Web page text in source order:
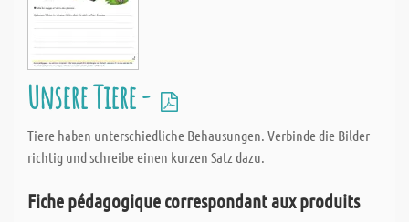
Unsere Tiere -
Tiere haben unterschiedliche Behausungen. Verbinde die Bilder
richtig und schreibe einen kurzen Satz dazu.
Fiche pédagogique correspondant aux produits